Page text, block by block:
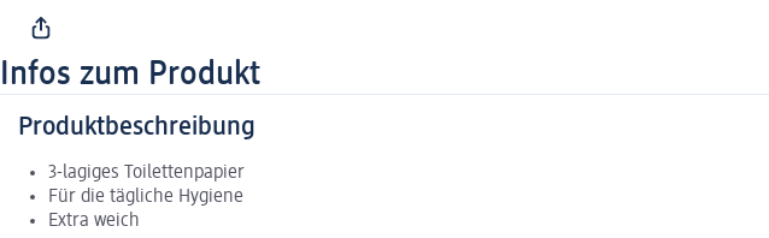
Infos zum Produkt
Produktbeschreibung
3-lagiges Toilettenpapier
Für die tägliche Hygiene
Extra weich